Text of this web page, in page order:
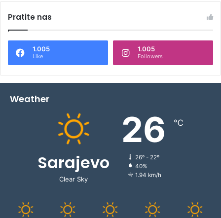
Pratite nas
1.005
Like
1.005
Followers
Weather
Sarajevo
Clear Sky
26 ℃
26º - 22º
40%
1.94 km/h